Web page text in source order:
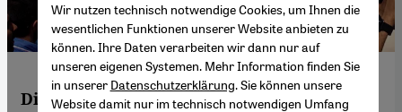
Die Erfolge der IS-Milizen wirbeln das
Wir nutzen technisch notwendige Cookies, um Ihnen die
wesentlichen Funktionen unserer Website anbieten zu
können. Ihre Daten verarbeiten wir dann nur auf
unseren eigenen Systemen. Mehr Information finden Sie
in unserer Datenschutzerklärung. Sie können unsere
Website damit nur im technisch notwendigen Umfang